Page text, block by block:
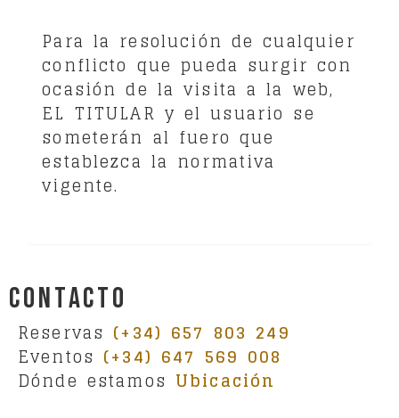
Para la resolución de cualquier
conflicto que pueda surgir con
ocasión de la visita a la web,
EL TITULAR y el usuario se
someterán al fuero que
establezca la normativa
vigente.
Contacto
Reservas (+34) 657 803 249
Eventos (+34) 647 569 008
Dónde estamos Ubicación